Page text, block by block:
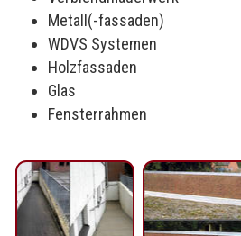
Metall(-fassaden)
WDVS Systemen
Holzfassaden
Glas
Fensterrahmen